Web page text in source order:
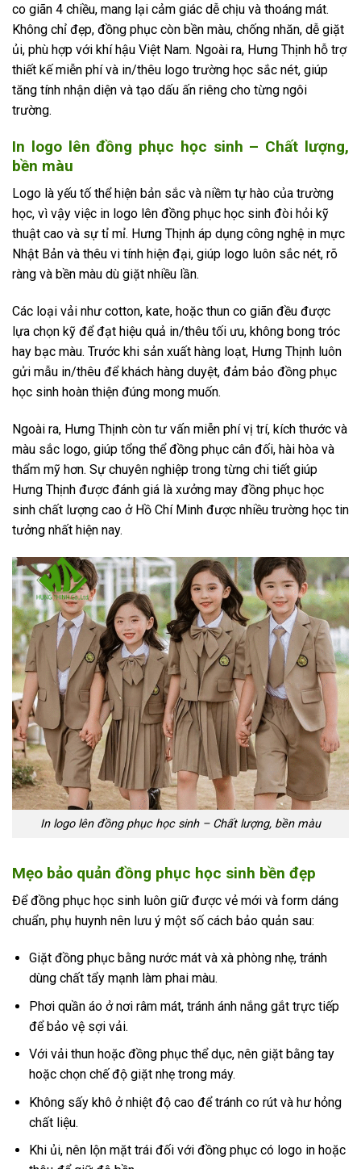
co giãn 4 chiều, mang lại cảm giác dễ chịu và thoáng mát.
Không chỉ đẹp, đồng phục còn bền màu, chống nhăn, dễ giặt
ủi, phù hợp với khí hậu Việt Nam. Ngoài ra, Hưng Thịnh hỗ trợ
thiết kế miễn phí và in/thêu logo trường học sắc nét, giúp
tăng tính nhận diện và tạo dấu ấn riêng cho từng ngôi
trường.
In logo lên đồng phục học sinh – Chất lượng,
bền màu
Logo là yếu tố thể hiện bản sắc và niềm tự hào của trường
học, vì vậy việc in logo lên đồng phục học sinh đòi hỏi kỹ
thuật cao và sự tỉ mỉ. Hưng Thịnh áp dụng công nghệ in mực
Nhật Bản và thêu vi tính hiện đại, giúp logo luôn sắc nét, rõ
ràng và bền màu dù giặt nhiều lần.
Các loại vải như cotton, kate, hoặc thun co giãn đều được
lựa chọn kỹ để đạt hiệu quả in/thêu tối ưu, không bong tróc
hay bạc màu. Trước khi sản xuất hàng loạt, Hưng Thịnh luôn
gửi mẫu in/thêu để khách hàng duyệt, đảm bảo đồng phục
học sinh hoàn thiện đúng mong muốn.
Ngoài ra, Hưng Thịnh còn tư vấn miễn phí vị trí, kích thước và
màu sắc logo, giúp tổng thể đồng phục cân đối, hài hòa và
thẩm mỹ hơn. Sự chuyên nghiệp trong từng chi tiết giúp
Hưng Thịnh được đánh giá là xưởng may đồng phục học
sinh chất lượng cao ở Hồ Chí Minh được nhiều trường học tin
tưởng nhất hiện nay.
In logo lên đồng phục học sinh – Chất lượng, bền màu
Mẹo bảo quản đồng phục học sinh bền đẹp
Để đồng phục học sinh luôn giữ được vẻ mới và form dáng
chuẩn, phụ huynh nên lưu ý một số cách bảo quản sau:
Giặt đồng phục bằng nước mát và xà phòng nhẹ, tránh
dùng chất tẩy mạnh làm phai màu.
Phơi quần áo ở nơi râm mát, tránh ánh nắng gắt trực tiếp
để bảo vệ sợi vải.
Với vải thun hoặc đồng phục thể dục, nên giặt bằng tay
hoặc chọn chế độ giặt nhẹ trong máy.
Không sấy khô ở nhiệt độ cao để tránh co rút và hư hỏng
chất liệu.
Khi ủi, nên lộn mặt trái đối với đồng phục có logo in hoặc